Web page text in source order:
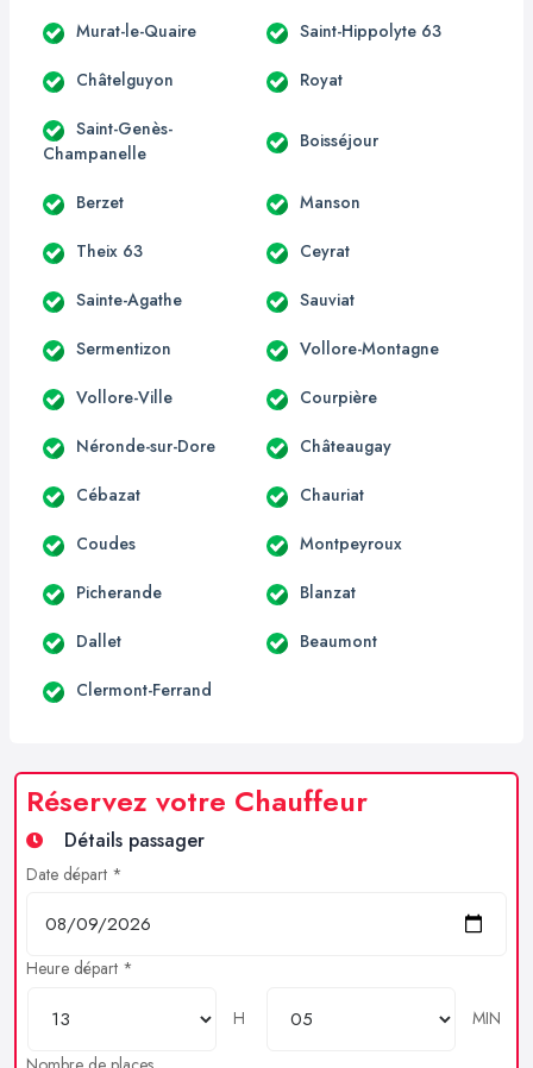
Murat-le-Quaire Saint-Hippolyte 63
Châtelguyon Royat
Saint-Genès-
Champanelle
Boisséjour
Berzet Manson
Theix 63 Ceyrat
Sainte-Agathe Sauviat
Sermentizon Vollore-Montagne
Vollore-Ville Courpière
Néronde-sur-Dore Châteaugay
Cébazat Chauriat
Coudes Montpeyroux
Picherande Blanzat
Dallet Beaumont
Clermont-Ferrand
Réservez votre Chauffeur
Détails passager
Date départ *
Heure départ *
H
MIN